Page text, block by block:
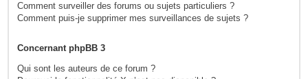
Comment surveiller des forums ou sujets particuliers ?
Comment puis-je supprimer mes surveillances de sujets ?
Concernant phpBB 3
Qui sont les auteurs de ce forum ?